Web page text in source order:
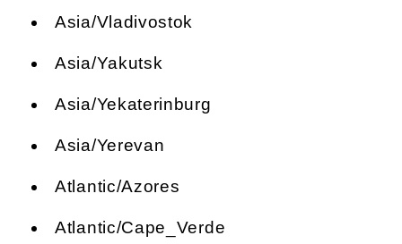
Asia/Vladivostok
Asia/Yakutsk
Asia/Yekaterinburg
Asia/Yerevan
Atlantic/Azores
Atlantic/Cape_Verde